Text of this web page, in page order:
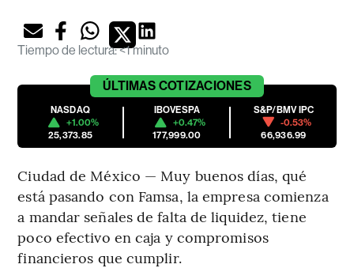
Tiempo de lectura:<1 minuto
ÚLTIMAS COTIZACIONES
NASDAQ
+1.00%
25,373.85
IBOVESPA
+0.47%
177,999.00
S&P/BMV IPC
-0.53%
66,936.99
Ciudad de México — Muy buenos días, qué
está pasando con Famsa, la empresa comienza
a mandar señales de falta de liquidez, tiene
poco efectivo en caja y compromisos
financieros que cumplir.